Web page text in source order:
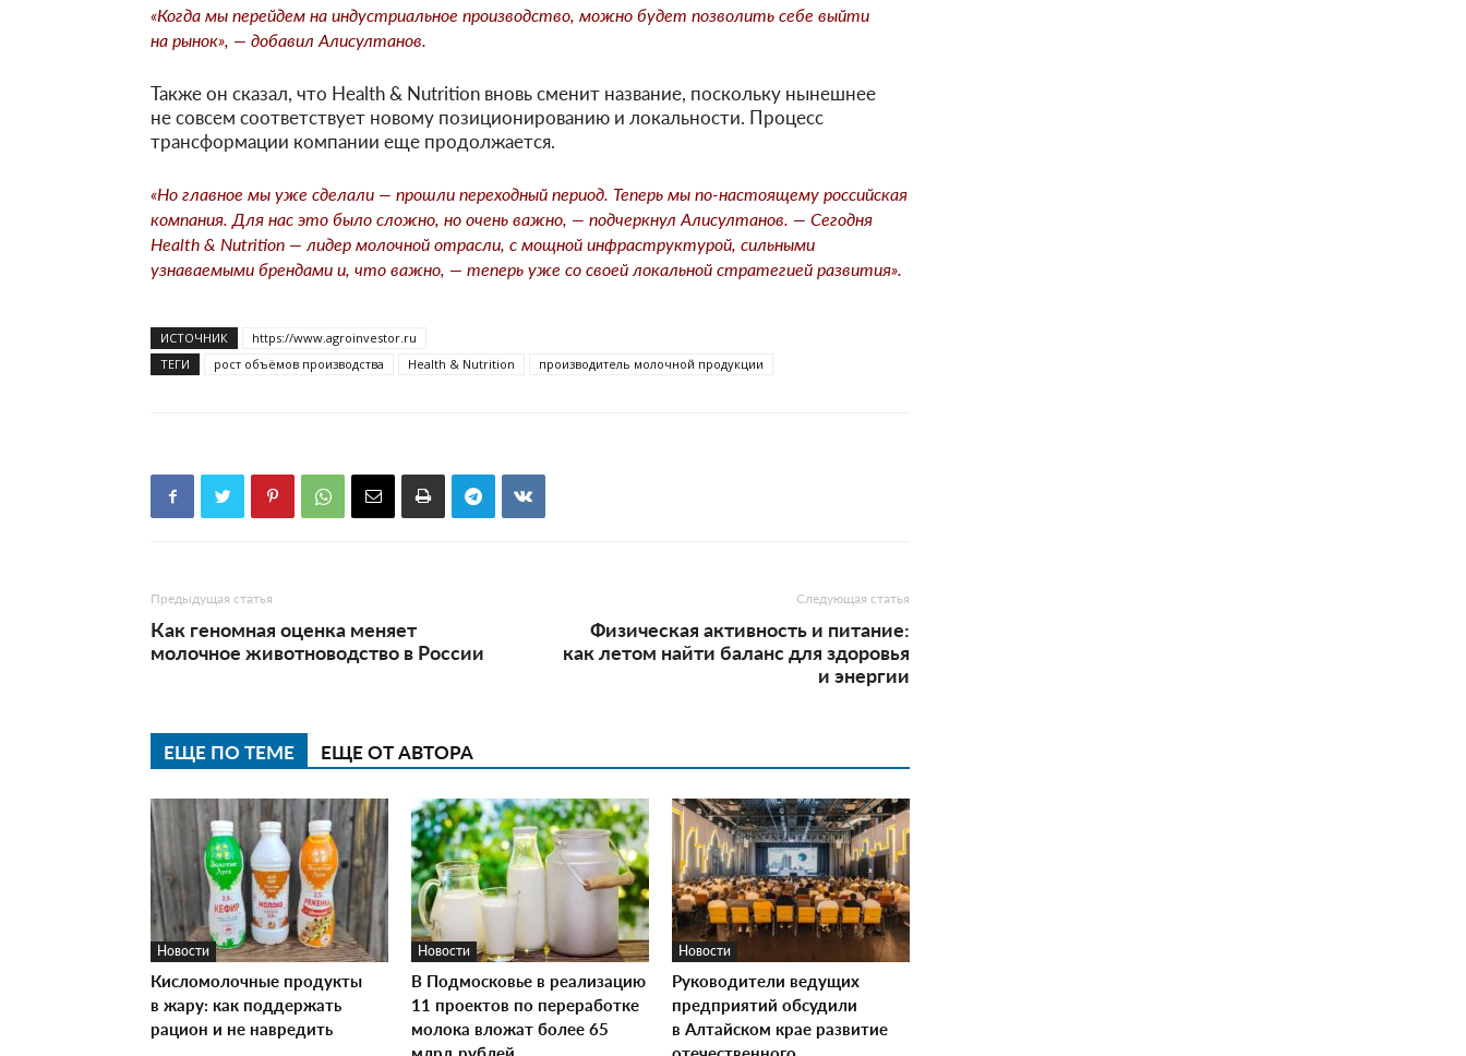
«Когда мы перейдем на индустриальное производство, можно будет позволить себе выйти
на рынок», — добавил Алисултанов.
Также он сказал, что Health & Nutrition вновь сменит название, поскольку нынешнее
не совсем соответствует новому позиционированию и локальности. Процесс
трансформации компании еще продолжается.
«Но главное мы уже сделали — прошли переходный период. Теперь мы по-настоящему российская
компания. Для нас это было сложно, но очень важно, — подчеркнул Алисултанов. — Сегодня
Health & Nutrition — лидер молочной отрасли, с мощной инфраструктурой, сильными
узнаваемыми брендами и, что важно, — теперь уже со своей локальной стратегией развития».
ИСТОЧНИК
https://www.agroinvestor.ru
ТЕГИ
рост объёмов производства Health & Nutrition производитель молочной продукции
Предыдущая статья
Как геномная оценка меняет
молочное животноводство в России
Следующая статья
Физическая активность и питание:
как летом найти баланс для здоровья
и энергии
ЕЩЕ ПО ТЕМЕ ЕЩЕ ОТ АВТОРА
Новости
Кисломолочные продукты
в жару: как поддержать
рацион и не навредить
Новости
В Подмосковье в реализацию
11 проектов по переработке
молока вложат более 65
Новости
Руководители ведущих
предприятий обсудили
в Алтайском крае развитие